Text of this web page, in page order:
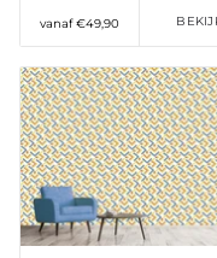
vanaf €49,90
Toevoegen
verlanglijst